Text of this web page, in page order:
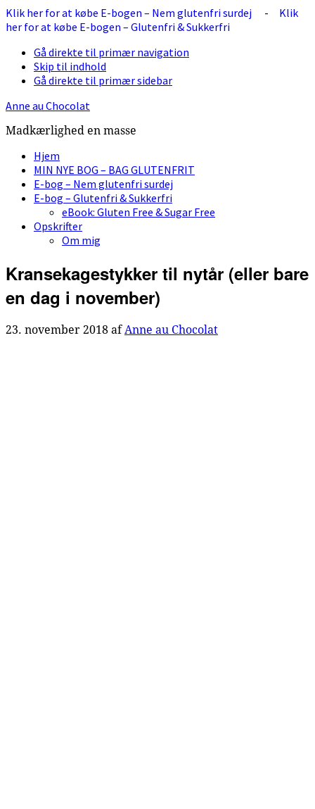
Klik her for at købe E-bogen – Nem glutenfri surdej - Klik
her for at købe E-bogen – Glutenfri & Sukkerfri
Gå direkte til primær navigation
Skip til indhold
Gå direkte til primær sidebar
Anne au Chocolat
Madkærlighed en masse
Hjem
MIN NYE BOG – BAG GLUTENFRIT
E-bog – Nem glutenfri surdej
E-bog – Glutenfri & Sukkerfri
eBook: Gluten Free & Sugar Free
Opskrifter
Om mig
Kransekagestykker til nytår (eller bare
en dag i november)
23. november 2018 afAnne au Chocolat